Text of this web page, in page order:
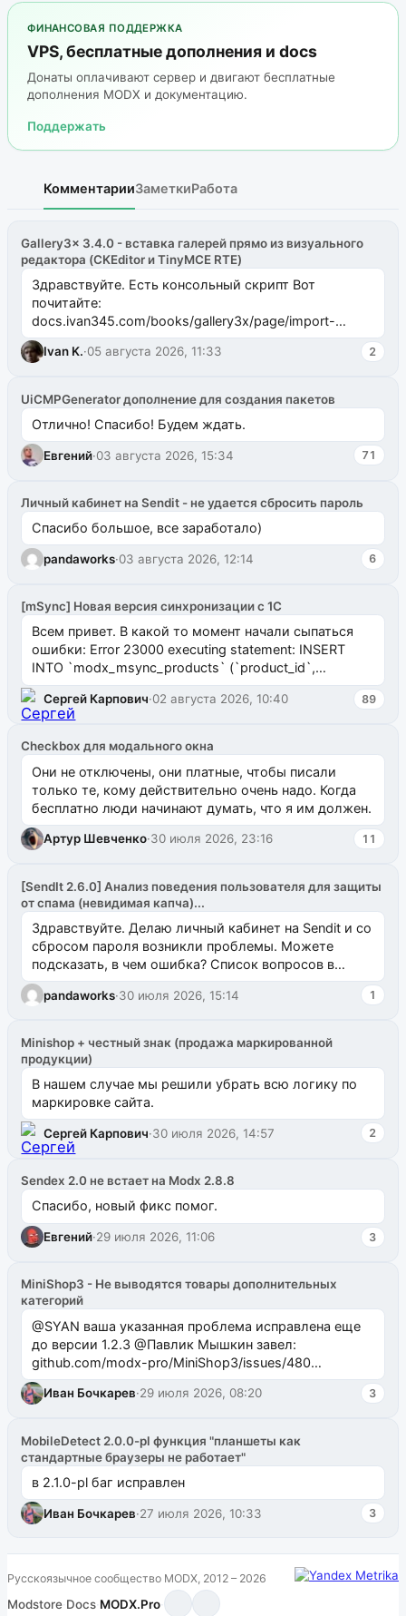
ФИНАНСОВАЯ ПОДДЕРЖКА
VPS, бесплатные дополнения и docs
Донаты оплачивают сервер и двигают бесплатные
дополнения MODX и документацию.
Поддержать
КомментарииЗаметкиРабота
Gallery3x 3.4.0 - вставка галерей прямо из визуального
редактора (CKEditor и TinyMCE RTE)
Здравствуйте. Есть консольный скрипт Вот
почитайте:
docs.ivan345.com/books/gallery3x/page/import-
ms2galleryphp
Ivan K.·05 августа 2026, 11:33 2
UiCMPGenerator дополнение для создания пакетов
Отлично! Спасибо! Будем ждать.
Евгений·03 августа 2026, 15:34 71
Личный кабинет на Sendit - не удается сбросить пароль
Спасибо большое, все заработало)
pandaworks·03 августа 2026, 12:14 6
[mSync] Новая версия синхронизации с 1С
Всем привет. В какой то момент начали сыпаться
ошибки: Error 23000 executing statement: INSERT
INTO `modx_msync_products` (`product_id`,
`uuid_1c`) VALUES ...
Сергей Карпович·02 августа 2026, 10:40 89
Checkbox для модального окна
Они не отключены, они платные, чтобы писали
только те, кому действительно очень надо. Когда
бесплатно люди начинают думать, что я им должен.
Артур Шевченко·30 июля 2026, 23:16 11
[SendIt 2.6.0] Анализ поведения пользователя для защиты
от спама (невидимая капча)...
Здравствуйте. Делаю личный кабинет на Sendit и со
сбросом пароля возникли проблемы. Можете
подсказать, в чем ошибка? Список вопросов в
одноименном разделе на modx.pro пока пуст, и,...
pandaworks·30 июля 2026, 15:14 1
Minishop + честный знак (продажа маркированной
продукции)
В нашем случае мы решили убрать всю логику по
маркировке сайта.
Сергей Карпович·30 июля 2026, 14:57 2
Sendex 2.0 не встает на Modx 2.8.8
Спасибо, новый фикс помог.
Евгений·29 июля 2026, 11:06 3
MiniShop3 - Не выводятся товары дополнительных
категорий
@SYAN ваша указанная проблема исправлена еще
до версии 1.2.3 @Павлик Мышкин завел:
github.com/modx-pro/MiniShop3/issues/480
github.com/modx-pro/MiniShop3/issues/481Исправим
в б...
Иван Бочкарев·29 июля 2026, 08:20 3
MobileDetect 2.0.0-pl функция "планшеты как
стандартные браузеры не работает"
в 2.1.0-pl баг исправлен
Иван Бочкарев·27 июля 2026, 10:33 3
Русскоязычное сообщество MODX, 2012 – 2026
Modstore·Docs·MODX.Pro·